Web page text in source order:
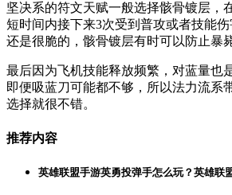
坚决系的符文天赋一般选择骸骨镀层，
短时间内接下来3次受到普攻或者技能
还是很脆的，骸骨镀层有时可以防止暴毙
最后因为飞机技能释放频繁，对蓝量也
即便吸蓝刀可能都不够，所以法力流系
选择就很不错。
推荐内容
英雄联盟手游英勇投弹手怎么玩？英雄联